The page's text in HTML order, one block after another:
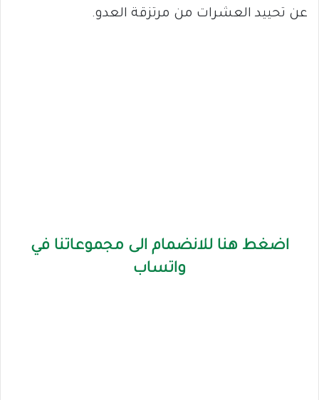
عن تحييد العشرات من مرتزقة العدو.
اضغط هنا للانضمام الى مجموعاتنا في
واتساب